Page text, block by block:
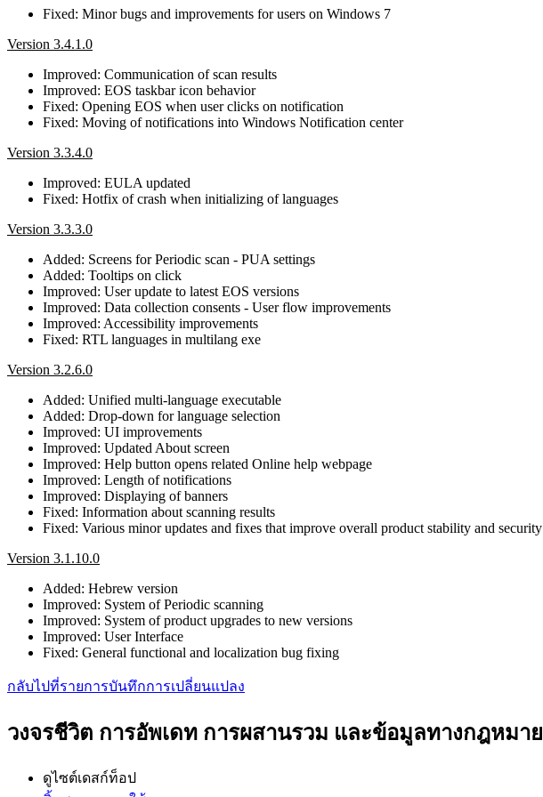
Fixed: Minor bugs and improvements for users on Windows 7
Version 3.4.1.0
Improved: Communication of scan results
Improved: EOS taskbar icon behavior
Fixed: Opening EOS when user clicks on notification
Fixed: Moving of notifications into Windows Notification center
Version 3.3.4.0
Improved: EULA updated
Fixed: Hotfix of crash when initializing of languages
Version 3.3.3.0
Added: Screens for Periodic scan - PUA settings
Added: Tooltips on click
Improved: User update to latest EOS versions
Improved: Data collection consents - User flow improvements
Improved: Accessibility improvements
Fixed: RTL languages in multilang exe
Version 3.2.6.0
Added: Unified multi-language executable
Added: Drop-down for language selection
Improved: UI improvements
Improved: Updated About screen
Improved: Help button opens related Online help webpage
Improved: Length of notifications
Improved: Displaying of banners
Fixed: Information about scanning results
Fixed: Various minor updates and fixes that improve overall product stability and security
Version 3.1.10.0
Added: Hebrew version
Improved: System of Periodic scanning
Improved: System of product upgrades to new versions
Improved: User Interface
Fixed: General functional and localization bug fixing
กลับไปที่รายการบันทึกการเปลี่ยนแปลง
วงจรชีวิต การอัพเดท การผสานรวม และข้อมูลทางกฎหมาย
ดูไซต์เดสก์ท็อป